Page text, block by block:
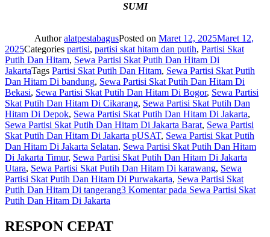
SUMI
AuthoralatpestabagusPosted on Maret 12, 2025Maret 12,
2025Categories partisi, partisi skat hitam dan putih, Partisi Skat
Putih Dan Hitam, Sewa Partisi Skat Putih Dan Hitam Di
JakartaTags Partisi Skat Putih Dan Hitam, Sewa Partisi Skat Putih
Dan Hitam Di bandung, Sewa Partisi Skat Putih Dan Hitam Di
Bekasi, Sewa Partisi Skat Putih Dan Hitam Di Bogor, Sewa Partisi
Skat Putih Dan Hitam Di Cikarang, Sewa Partisi Skat Putih Dan
Hitam Di Depok, Sewa Partisi Skat Putih Dan Hitam Di Jakarta,
Sewa Partisi Skat Putih Dan Hitam Di Jakarta Barat, Sewa Partisi
Skat Putih Dan Hitam Di Jakarta pUSAT, Sewa Partisi Skat Putih
Dan Hitam Di Jakarta Selatan, Sewa Partisi Skat Putih Dan Hitam
Di Jakarta Timur, Sewa Partisi Skat Putih Dan Hitam Di Jakarta
Utara, Sewa Partisi Skat Putih Dan Hitam Di karawang, Sewa
Partisi Skat Putih Dan Hitam Di Purwakarta, Sewa Partisi Skat
Putih Dan Hitam Di tangerang3 Komentarpada Sewa Partisi Skat
Putih Dan Hitam Di Jakarta
RESPON CEPAT